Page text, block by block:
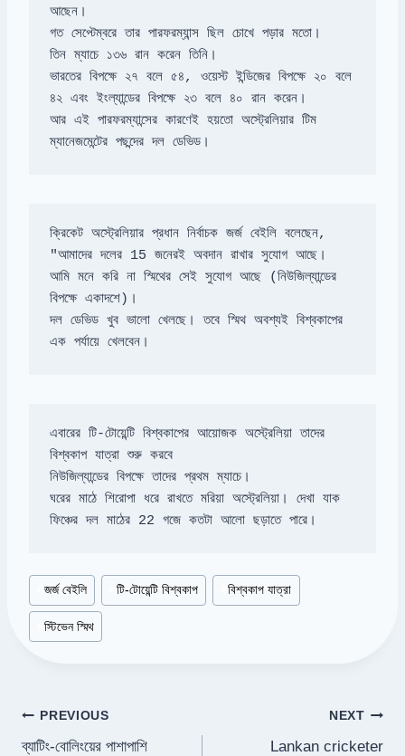
ভারতের বিপক্ষে ২৭ বলে ৫৪, ওয়েস্ট ইন্ডিজের বিপক্ষে ২০ বলে
আর এই পারফরম্যান্সের কারণেই হয়তো অস্ট্রেলিয়ার টিম
ম্যানেজমেন্টের পছন্দের দল ডেভিড।
আমি মনে করি না স্মিথের সেই সুযোগ আছে (নিউজিল্যান্ডের
দল ডেভিড খুব ভালো খেলছে। তবে স্মিথ অবশ্যই বিশ্বকাপের
এক পর্যায়ে খেলবেন।
এবারের টি-টোয়েন্টি বিশ্বকাপের আয়োজক অস্ট্রেলিয়া তাদের
বিশ্বকাপ যাত্রা শুরু করবে
ঘরের মাঠে শিরোপা ধরে রাখতে মরিয়া অস্ট্রেলিয়া। দেখা যাক
ফিঞ্চের দল মাঠের 22 গজে কতটা আলো ছড়াতে পারে।
Post
Tags:
#জর্জ বেইলি #টি-টোয়েন্টি বিশ্বকাপ #বিশ্বকাপ যাত্রা
#স্টিভেন স্মিথ
Post
PREVIOUS
ব্যাটিং-বোলিংয়ের পাশাপাশি
NEXT
Lankan cricketer